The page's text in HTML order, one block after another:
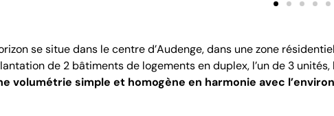
se situe dans le centre d’Audenge, dans une zone
de 2 bâtiments de logements en duplex, l’un de 3
volumétrie simple et homogène en harmonie avec